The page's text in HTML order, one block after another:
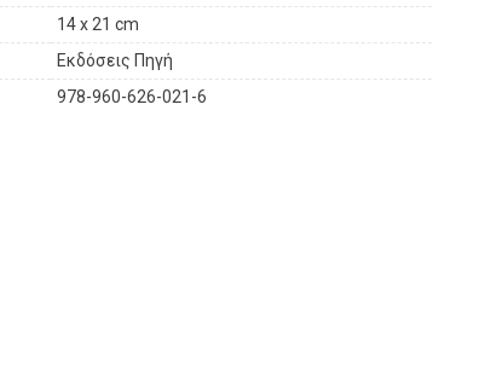
14 x 21 cm
Εκδόσεις Πηγή
978-960-626-021-6